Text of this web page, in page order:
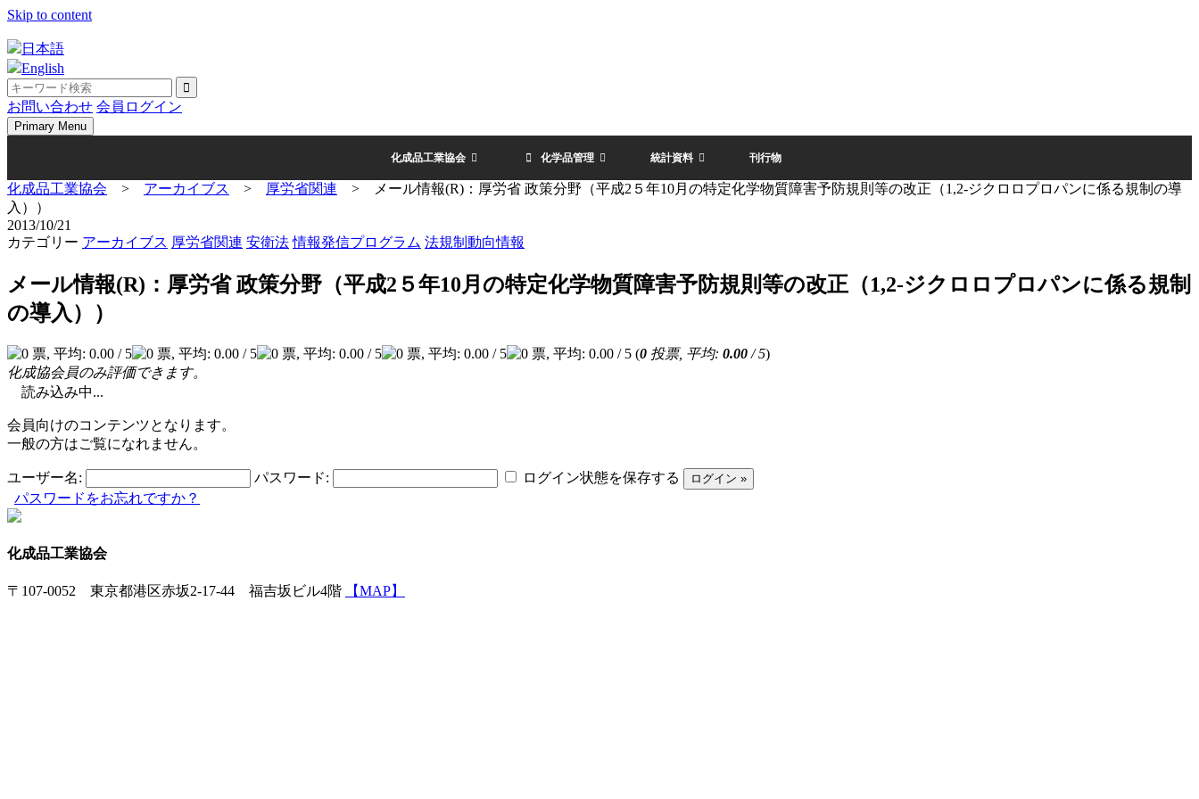
Skip to content
日本語
English
お問い合わせ 会員ログイン
Primary Menu
化成品工業協会 化学品管理 統計資料 刊行物
化成品工業協会 > アーカイブス > 厚労省関連 >
メール情報(R)：厚労省 政策分野（平成2５年10月の特定化学物質障害予防規則等の改正（1,2-ジクロロプロパンに係る規制の導
入））
2013/10/21
カテゴリー アーカイブス 厚労省関連 安衛法 情報発信プログラム 法規制動向情報
メール情報(R)：厚労省 政策分野（平成2５年10月の特定化学物質障害予防規則等の改正（1,2-ジクロロプロパンに係る規制
の導入））
(0 投票, 平均: 0.00 / 5)
化成協会員のみ評価できます。
読み込み中...
会員向けのコンテンツとなります。
一般の方はご覧になれません。
ユーザー名: パスワード:
ログイン状態を保存する
パスワードをお忘れですか？
化成品工業協会
〒107-0052 東京都港区赤坂2-17-44 福吉坂ビル4階 【MAP】